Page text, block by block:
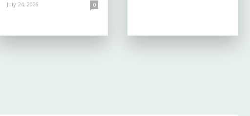
July 24, 2026 0